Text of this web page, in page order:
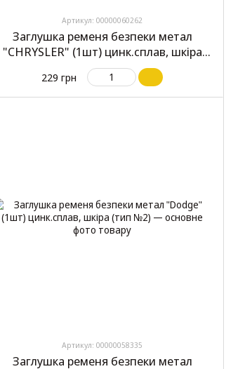
Артикул: 00000060262
Заглушка ременя безпеки метал
"CHRYSLER" (1шт) цинк.сплав, шкіра
"FLY" (тип №5)
229 грн
Артикул: 00000058335
Заглушка ременя безпеки метал